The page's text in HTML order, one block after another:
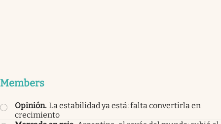
Members
Opinión. La estabilidad ya está: falta convertirla en
crecimiento